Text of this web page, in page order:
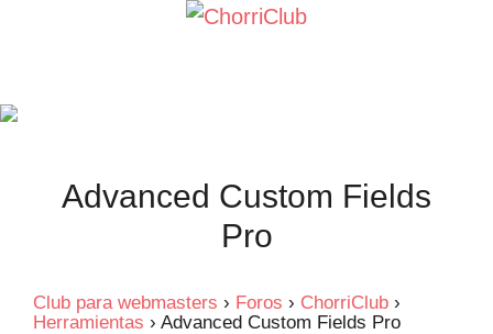
Advanced Custom Fields
Pro
Club para webmasters › Foros › ChorriClub ›
Herramientas › Advanced Custom Fields Pro